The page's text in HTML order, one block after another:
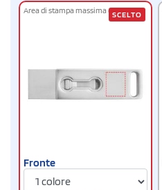
Area di stampa massima cm1 x 0.80
Fronte
SCELTO